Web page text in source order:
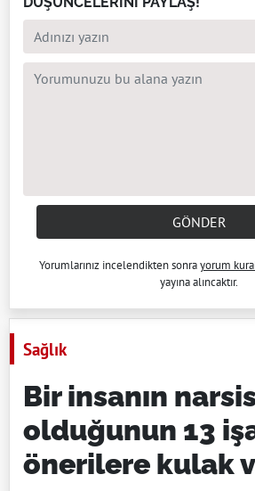
GÖNDER
Yorumlarınız incelendikten sonrayorum
yayına alıncaktır.
Sağlık
Bir insanın
olduğunun 13
önerilere kulak